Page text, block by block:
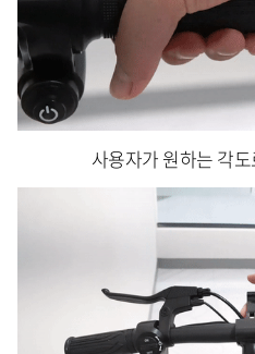
사용자가 원하는 각